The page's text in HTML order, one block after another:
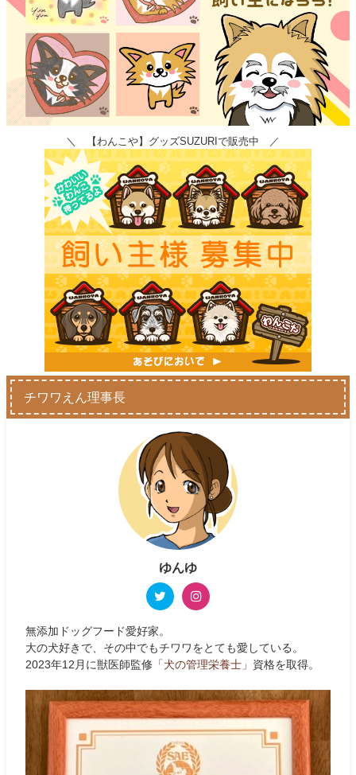
＼ 【わんこや】グッズSUZURIで販売中 ／
チワワえん理事長
ゆんゆ
無添加ドッグフード愛好家。
大の犬好きで、その中でもチワワをとても愛している。
2023年12月に獣医師監修 「犬の管理栄養士」 資格を取得。